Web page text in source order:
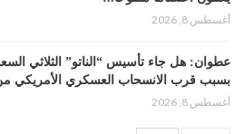
أغسطس 8, 2026
عطوان: هل جاء تأسيس “الناتو” الثلاثي
بسبب قرب الانسحاب العسكري الأمريكي
أغسطس 8, 2026